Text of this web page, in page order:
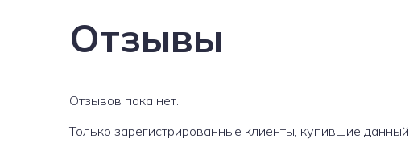
Отзывы
Отзывов пока нет.
Только зарегистрированные клиенты, купившие